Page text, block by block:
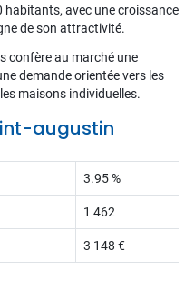
habitants, avec une croissance
de son attractivité.
confère au marché une
demande orientée vers les
maisons individuelles.
augustin
3.95 %
1 462
3 148 €